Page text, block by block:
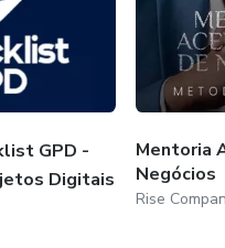
GPD -
Digitais
Mentoria
Negócios
Rise